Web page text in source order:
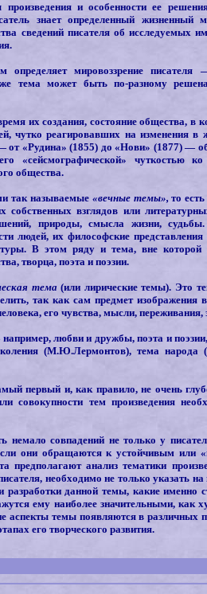
и особенности ее
знает определенный жизненный
сведений писателя об исследуемых
мировоззрение писателя
тема может быть по-разному
их создания, состояние общества, в
чутко реагировавших на изменения в
«Рудина» (1855) до «Нови» (1877) —
«сейсмографической» чуткостью
общества.
так называемые «вечные темы»,то
собственных взглядов или
природы, смысла жизни,
людей, их философские
В этом ряду и тема, вне
творца, поэта и поэзии.
тема(или лирические темы). Это
так как сам предмет изображения
его чувства, мысли, переживания,
любви и дружбы, поэта и
(М.Ю.Лермонтов), тема
первый и, как правило, не очень
совокупности тем произведения
немало совпадений не только у
они обращаются к устойчивым или
предполагают анализ тематики
необходимо не только указать
разработки данной темы, какие именно
ему наиболее значительными, как
аспекты темы появляются в различных
его творческого развития.